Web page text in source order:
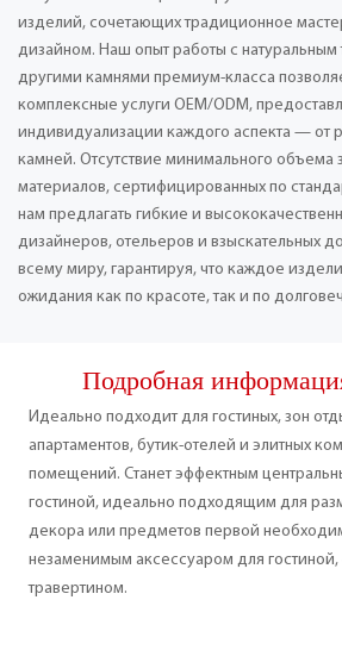
изделий, сочетающих традиционное
дизайном. Наш опыт работы с натуральным
другими камнями премиум-класса
комплексные услуги OEM/ODM,
индивидуализации каждого аспекта — от
камней. Отсутствие минимального объема
материалов, сертифицированных по
нам предлагать гибкие и
дизайнеров, отельеров и взыскательных
всему миру, гарантируя, что каждое
ожидания как по красоте, так и по
Подробная
Идеально подходит для гостиных, зон
апартаментов, бутик-отелей и элитных
помещений. Станет эффектным
гостиной, идеально подходящим для
декора или предметов первой
незаменимым аксессуаром для гостиной,
травертином.